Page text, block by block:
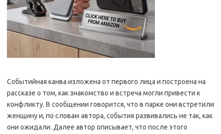
Событийная канва изложена от первого лица и построена на
рассказе о том, как знакомство и встреча могли привести к
конфликту. В сообщении говорится, что в парке они встретили
женщину и, по словам автора, события развивались не так, как
они ожидали. Далее автор описывает, что после этого